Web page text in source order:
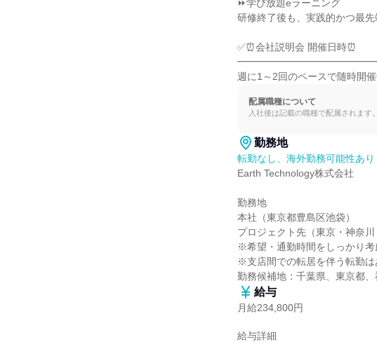
⏩学び放題eラーニング
研修終了後も、実践的かつ最
✅⏰会社説明会 開催日時⏰
週に1～2回のペースで随時開催
配属職種について
入社後は記載の職種で配属されます。
勤務地
転勤なし、海外勤務可能性あり
Earth Technology株式会社
勤務地
本社（東京都豊島区池袋）
プロジェクト先（東京・神奈
※希望・通勤時間をしっかり考
※支店間での転居を伴う転勤は
勤務候補地：千葉県、東京都、
給与
月給234,800円
給与詳細